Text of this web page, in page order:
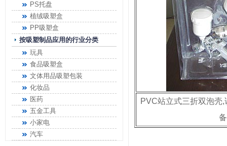
PS托盘
植绒吸塑盒
PP吸塑盒
按吸塑制品应用的行业分类
玩具
食品吸塑盒
文体用品吸塑包装
化妆品
医药
五金工具
小家电
汽车
PVC站立式三折双泡壳